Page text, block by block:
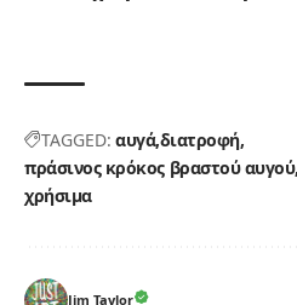
TAGGED: αυγά διατροφή
πράσινος κρόκος βραστού αυγού
χρήσιμα
Jim Taylor